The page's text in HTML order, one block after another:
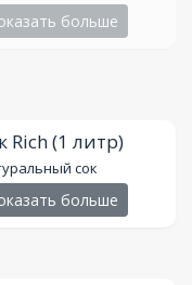
больше
Rich(1 литр)
сок
больше